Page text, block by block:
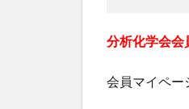
分析化学会会
会員マイペー